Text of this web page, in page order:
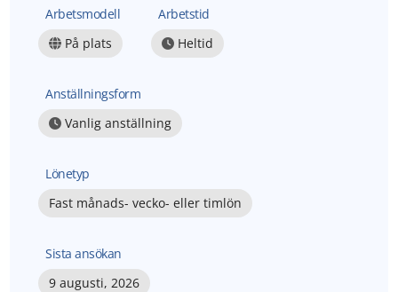
Arbetsmodell
På plats
Arbetstid
Heltid
Anställningsform
Vanlig anställning
Lönetyp
Fast månads- vecko- eller timlön
Sista ansökan
9 augusti, 2026